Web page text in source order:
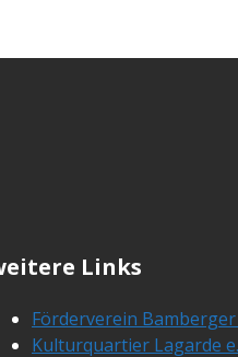
Links
Förderverein Bamberger
Kulturquartier Lagarde